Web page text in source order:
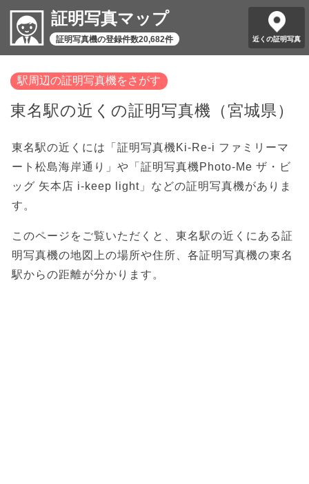
証明写真マップ
証明写真機の登録件数20,682件 近くの証明写真
駅周辺の証明写真機をさがす
東名駅の近くの証明写真機（宮城県）
東名駅の近くには「証明写真機Ki-Re-i ファミリーマ
ート松島海岸通り」や「証明写真機Photo-Me ザ・ビ
ッグ 矢本店 i-keep light」などの証明写真機がありま
す。
このページをご覧いただくと、東名駅の近くにある証
明写真機の地図上の場所や住所、各証明写真機の東名
駅からの距離が分かります。